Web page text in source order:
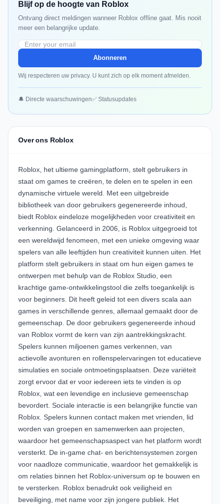
Blijf op de hoogte van Roblox
Ontvang direct meldingen wanneer Roblox offline gaat. Mis nooit
meer een belangrijke update.
Abonneren
Wij respecteren uw privacy. U kunt zich op elk moment afmelden.
🔔 Directe waarschuwingen✅ Statusupdates
Over ons Roblox
Roblox, het ultieme gamingplatform, stelt gebruikers in
staat om games te creëren, te delen en te spelen in een
dynamische virtuele wereld. Met een uitgebreide
bibliotheek van door gebruikers gegenereerde inhoud,
biedt Roblox eindeloze mogelijkheden voor creativiteit en
verkenning. Gelanceerd in 2006, is Roblox uitgegroeid tot
een wereldwijd fenomeen, met een unieke omgeving waar
spelers van alle leeftijden hun creativiteit kunnen uiten. Het
platform stelt gebruikers in staat om hun eigen games te
ontwerpen met behulp van de Roblox Studio, een
krachtige game-ontwikkelingstool die zelfs toegankelijk is
voor beginners. Dit heeft geleid tot een divers scala aan
games in verschillende genres, allemaal gemaakt door de
gemeenschap. De door gebruikers gegenereerde inhoud
van Roblox vormt de kern van zijn aantrekkingskracht.
Spelers kunnen miljoenen games verkennen, van
actievolle avonturen en rollenspelervaringen tot educatieve
simulaties en sociale ontmoetingsplaatsen. Deze variëteit
zorgt ervoor dat er voor iedereen iets te vinden is op
Roblox, wat een levendige en inclusieve gemeenschap
bevordert. Sociale interactie is een belangrijke functie van
Roblox. Spelers kunnen contact maken met vrienden, lid
worden van groepen en samenwerken aan projecten,
waardoor het gemeenschapsaspect van het platform wordt
versterkt. De in-game chat- en berichtensystemen zorgen
voor naadloze communicatie, waardoor het gemakkelijk is
om relaties binnen het Roblox-universum op te bouwen en
te versterken. Roblox benadrukt ook veiligheid en
beveiliging, met name voor zijn jongere publiek. Het